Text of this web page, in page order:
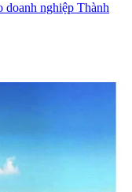
nghiệp Thành